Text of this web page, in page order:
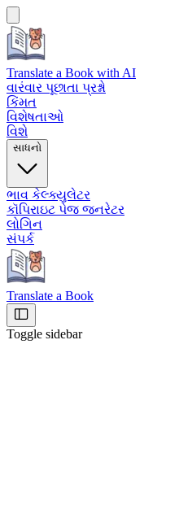
Translate a Book with AI
વારંવાર પૂછાતા પ્રશ્નો
કિંમત
વિશેષતાઓ
વિશે
સાધનો
ભાવ કેલ્ક્યુલેટર
કૉપિરાઇટ પેજ જનરેટર
લોગિન
સંપર્ક
Translate a Book
Toggle sidebar